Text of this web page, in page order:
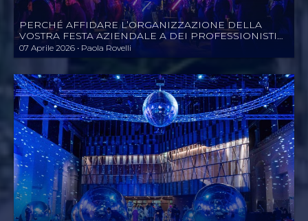
PERCHÉ AFFIDARE L’ORGANIZZAZIONE DELLA
VOSTRA FESTA AZIENDALE A DEI PROFESSIONISTI
(E NON AL COLLEGA “CREATIVO” DELL’UFFICIO)
07 Aprile 2026 • Paola Rovelli